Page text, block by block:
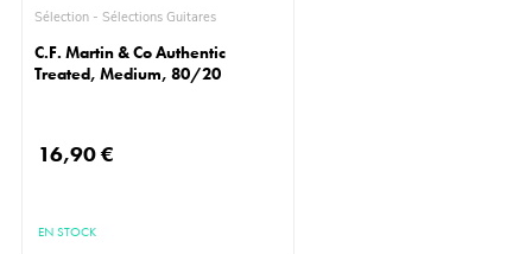
Sélection - Sélections Guitares
C.F. Martin & Co Authentic
Treated, Medium, 80/20
16,90 €
EN STOCK